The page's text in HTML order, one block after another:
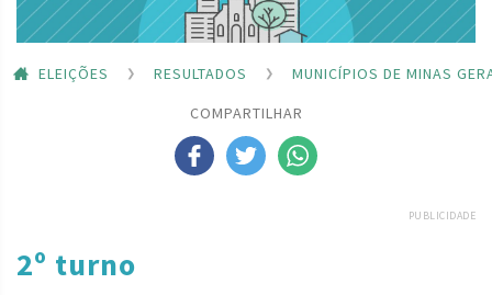
ELEIÇÕES RESULTADOS
MUNICÍPIOS DE MINAS
COMPARTILHAR
PUBLICIDADE
2º turno